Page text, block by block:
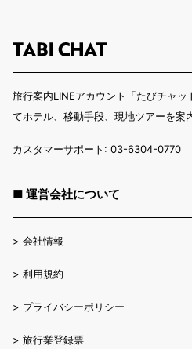
旅行案内LINEアカウント「たびチャ
てホテル、移動手段、現地ツアーを案
カスタマーサポート: 03-6304-0770
■ 運営会社について
> 会社情報
> 利用規約
> プライバシーポリシー
> 旅行業登録票